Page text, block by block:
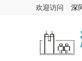
欢迎访问 深